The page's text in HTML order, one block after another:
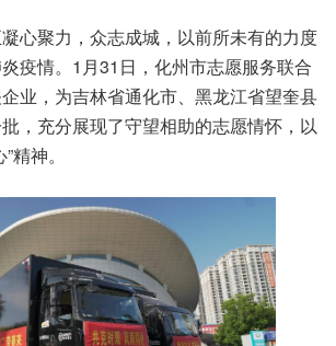
心聚力，众志成城，以前所未有的力度
疫情。1月31日，化州市志愿服务联合
业，为吉林省通化市、黑龙江省望奎县
，充分展现了守望相助的志愿情怀，以
精神。